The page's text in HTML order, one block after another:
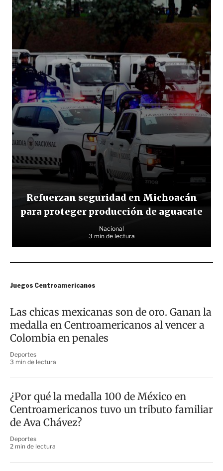
Refuerzan seguridad en Michoacán
para proteger producción de aguacate
Nacional
3 min de lectura
Juegos Centroamericanos
Las chicas mexicanas son de oro. Ganan la
medalla en Centroamericanos al vencer a
Colombia en penales
Deportes
3 min de lectura
¿Por qué la medalla 100 de México en
Centroamericanos tuvo un tributo familiar
de Ava Chávez?
Deportes
2 min de lectura